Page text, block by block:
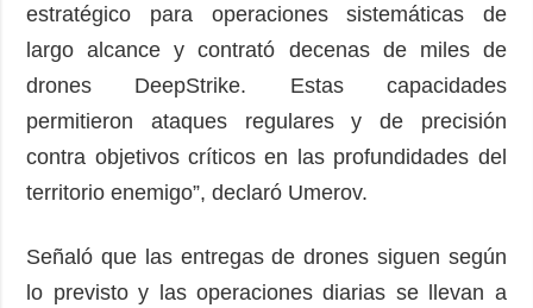
estratégico para operaciones sistemáticas de
largo alcance y contrató decenas de miles de
drones DeepStrike. Estas capacidades
permitieron ataques regulares y de precisión
contra objetivos críticos en las profundidades del
territorio enemigo”, declaró Umerov.
Señaló que las entregas de drones siguen según
lo previsto y las operaciones diarias se llevan a